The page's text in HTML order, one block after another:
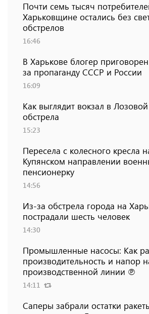
Почти семь тысяч
Харьковщине остались без
обстрелов
16:46
В Харькове блогер
за пропаганду СССР и России
16:09
Как выглядит вокзал в
обстрела
15:23
Пересела с колесного кресла
Купянском направлении
пенсионерку
14:56
Из-за обстрела города на
пострадали шесть человек
14:30
Промышленные насосы: Как
производительность и напор
производственной линии ℗
14:11
Саперы забрали остатки